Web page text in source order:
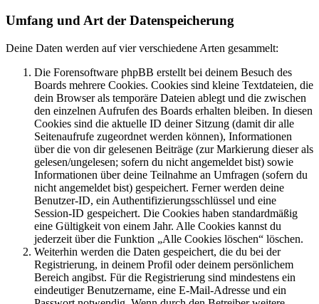
Umfang und Art der Datenspeicherung
Deine Daten werden auf vier verschiedene Arten gesammelt:
Die Forensoftware phpBB erstellt bei deinem Besuch des
Boards mehrere Cookies. Cookies sind kleine Textdateien, die
dein Browser als temporäre Dateien ablegt und die zwischen
den einzelnen Aufrufen des Boards erhalten bleiben. In diesen
Cookies sind die aktuelle ID deiner Sitzung (damit dir alle
Seitenaufrufe zugeordnet werden können), Informationen
über die von dir gelesenen Beiträge (zur Markierung dieser als
gelesen/ungelesen; sofern du nicht angemeldet bist) sowie
Informationen über deine Teilnahme an Umfragen (sofern du
nicht angemeldet bist) gespeichert. Ferner werden deine
Benutzer-ID, ein Authentifizierungsschlüssel und eine
Session-ID gespeichert. Die Cookies haben standardmäßig
eine Gültigkeit von einem Jahr. Alle Cookies kannst du
jederzeit über die Funktion „Alle Cookies löschen“ löschen.
Weiterhin werden die Daten gespeichert, die du bei der
Registrierung, in deinem Profil oder deinem persönlichem
Bereich angibst. Für die Registrierung sind mindestens ein
eindeutiger Benutzername, eine E-Mail-Adresse und ein